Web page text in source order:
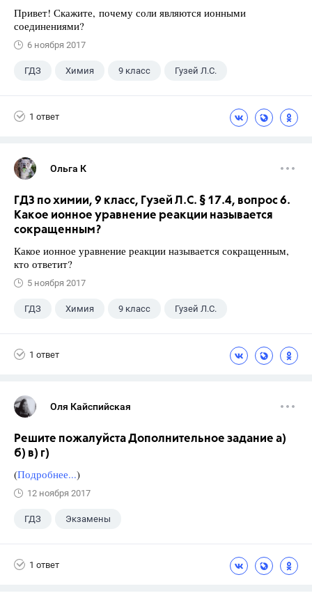
Привет! Скажите, почему соли являются ионными
соединениями?
6 ноября 2017
ГДЗ Химия 9 класс Гузей Л.С.
1 ответ
Ольга К
ГДЗ по химии, 9 класс, Гузей Л.С. § 17.4, вопрос 6.
Какое ионное уравнение реакции называется
сокращенным?
Какое ионное уравнение реакции называется сокращенным,
кто ответит?
5 ноября 2017
ГДЗ Химия 9 класс Гузей Л.С.
1 ответ
Оля Кайспийская
Решите пожалуйста Дополнительное задание а)
б) в) г)
(Подробнее...)
12 ноября 2017
ГДЗ Экзамены
1 ответ